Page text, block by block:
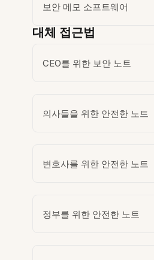
보안 메모 소프트웨어
대체 접근법
CEO를 위한 보안 노트
의사들을 위한 안전한 노트
변호사를 위한 안전한 노트
정부를 위한 안전한 노트